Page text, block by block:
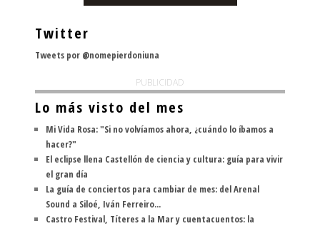
Twitter
Tweets por @nomepierdoniuna
PUBLICIDAD
Lo más visto del mes
Mi Vida Rosa: "Si no volvíamos ahora, ¿cuándo lo íbamos a
hacer?"
El eclipse llena Castellón de ciencia y cultura: guía para vivir
el gran día
La guía de conciertos para cambiar de mes: del Arenal
Sound a Siloé, Iván Ferreiro...
Castro Festival, Títeres a la Mar y cuentacuentos: la